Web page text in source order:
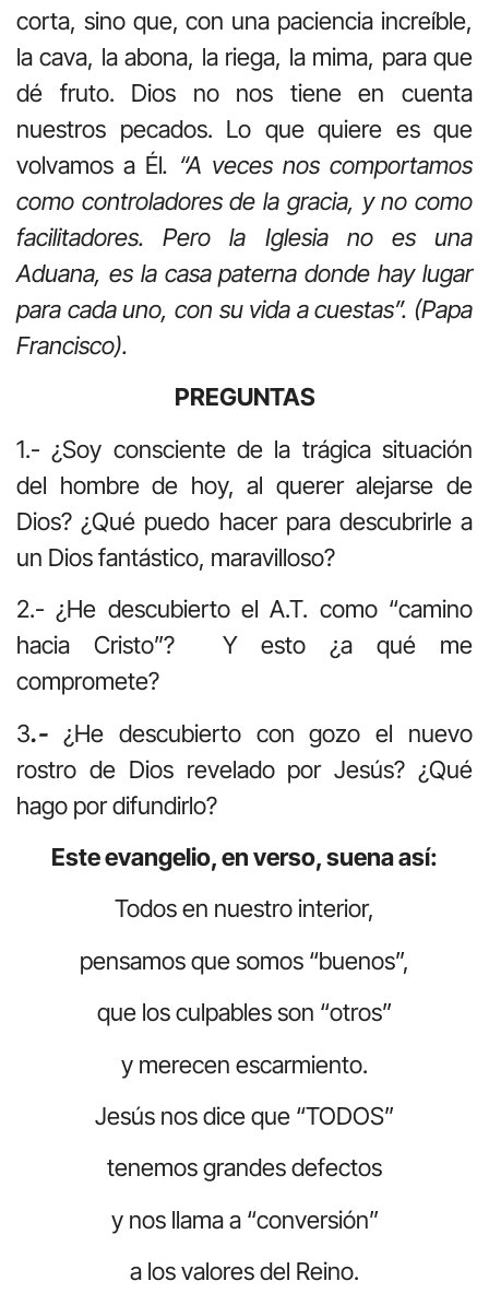
corta, sino que, con una paciencia increíble,
la cava, la abona, la riega, la mima, para que
dé fruto. Dios no nos tiene en cuenta
nuestros pecados. Lo que quiere es que
volvamos a Él. “A veces nos comportamos
como controladores de la gracia, y no como
facilitadores. Pero la Iglesia no es una
Aduana, es la casa paterna donde hay lugar
para cada uno, con su vida a cuestas”. (Papa
Francisco).
PREGUNTAS
1.- ¿Soy consciente de la trágica situación
del hombre de hoy, al querer alejarse de
Dios? ¿Qué puedo hacer para descubrirle a
un Dios fantástico, maravilloso?
2.- ¿He descubierto el A.T. como “camino
hacia Cristo”? Y esto ¿a qué me
compromete?
3.- ¿He descubierto con gozo el nuevo
rostro de Dios revelado por Jesús? ¿Qué
hago por difundirlo?
Este evangelio, en verso, suena así:
Todos en nuestro interior,
pensamos que somos “buenos”,
que los culpables son “otros”
y merecen escarmiento.
Jesús nos dice que “TODOS”
tenemos grandes defectos
y nos llama a “conversión”
a los valores del Reino.